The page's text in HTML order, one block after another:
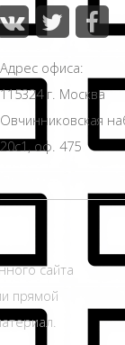
Адрес офиса:
115324 г. Москва
Овчинниковская
20с1, оф. 475
сайта
прямой